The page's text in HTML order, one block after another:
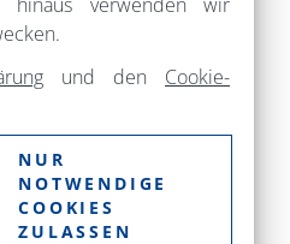
und den Cookie-
NUR
NOTWENDIGE
COOKIES
ZULASSEN